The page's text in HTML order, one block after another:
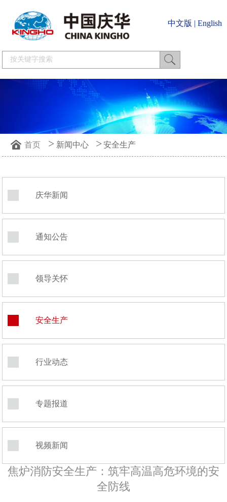
中文版 | English
首页 > 新闻中心 > 安全生产
庆华新闻
通知公告
领导关怀
安全生产
行业动态
专题报道
视频新闻
焦炉消防安全生产：筑牢高温高危环境的安
全防线